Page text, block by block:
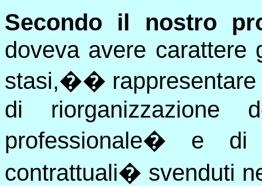
Secondo il nostro
doveva avere carattere
stasi,��
di riorganizzazione
professionale� e di
contrattuali� svenduti